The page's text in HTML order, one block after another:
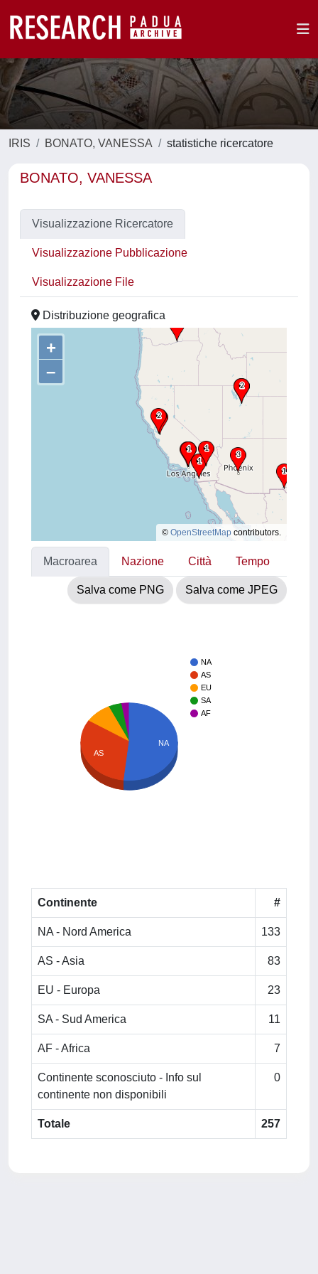
IRIS BONATO, VANESSA statistiche ricercatore
BONATO, VANESSA
Visualizzazione Ricercatore
Visualizzazione Pubblicazione
Visualizzazione File
Distribuzione geografica
+
–
© OpenStreetMap contributors.
Macroarea Nazione Città Tempo
Salva come PNG Salva come JPEG
NA
AS
EU
SA
AF
AS
NA
Continente #
NA - Nord America 133
AS - Asia 83
EU - Europa 23
SA - Sud America 11
AF - Africa 7
Continente sconosciuto - Info sul
continente non disponibili
0
Totale 257